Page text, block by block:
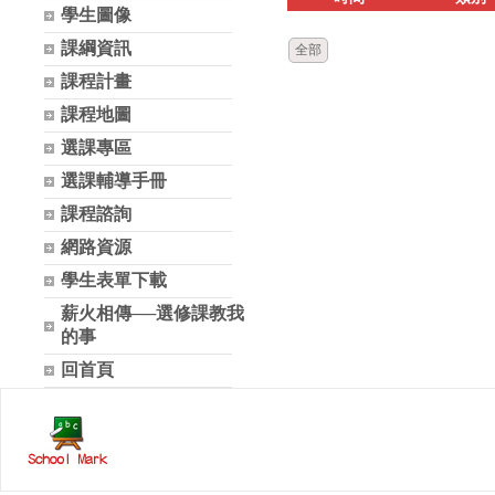
學生圖像
課綱資訊
課程計畫
課程地圖
選課專區
選課輔導手冊
課程諮詢
網路資源
學生表單下載
薪火相傳──選修課教我
的事
回首頁
全部